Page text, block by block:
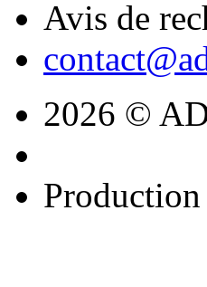
Avis de
2026 ©
Production